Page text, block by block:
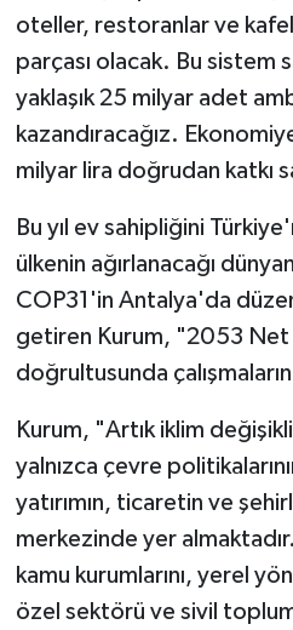
oteller, restoranlar ve
parçası olacak. Bu sistem
yaklaşık 25 milyar adet
kazandıracağız.
milyar lira doğrudan katkı
Bu yıl ev sahipliğini
ülkenin ağırlanacağı
COP31'in Antalya'da
getiren Kurum, "2053 Net
doğrultusunda
Kurum, "Artık iklim
yalnızca çevre
yatırımın, ticaretin ve
merkezinde yer
kamu kurumlarını, yerel
özel sektörü ve sivil